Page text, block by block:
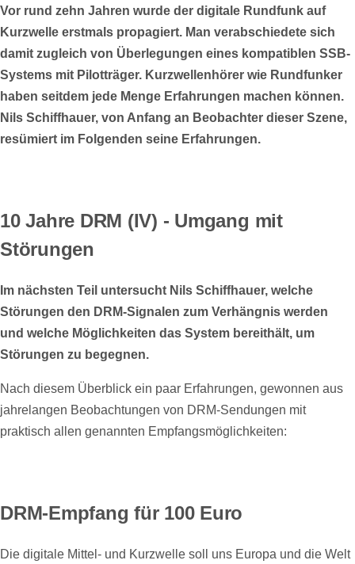
Vor rund zehn Jahren wurde der digitale Rundfunk auf
Kurzwelle erstmals propagiert. Man verabschiedete sich
damit zugleich von Überlegungen eines kompatiblen SSB-
Systems mit Pilotträger. Kurzwellenhörer wie Rundfunker
haben seitdem jede Menge Erfahrungen machen können.
Nils Schiffhauer, von Anfang an Beobachter dieser Szene,
resümiert im Folgenden seine Erfahrungen.
10 Jahre DRM (IV) - Umgang mit
Störungen
Im nächsten Teil untersucht Nils Schiffhauer, welche
Störungen den DRM-Signalen zum Verhängnis werden
und welche Möglichkeiten das System bereithält, um
Störungen zu begegnen.
Nach diesem Überblick ein paar Erfahrungen, gewonnen aus
jahrelangen Beobachtungen von DRM-Sendungen mit
praktisch allen genannten Empfangsmöglichkeiten:
DRM-Empfang für 100 Euro
Die digitale Mittel- und Kurzwelle soll uns Europa und die Welt